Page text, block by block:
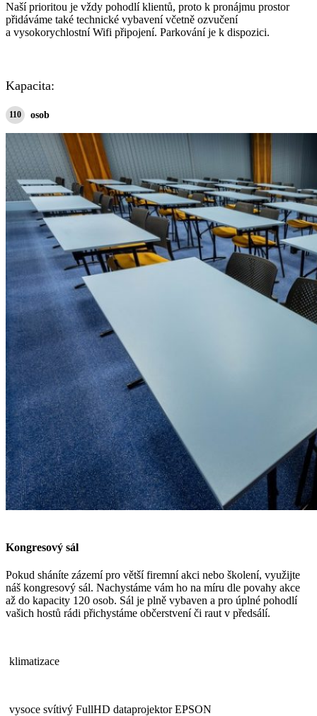
Naší prioritou je vždy pohodlí klientů, proto k pronájmu prostor
přidáváme také technické vybavení včetně ozvučení
a vysokorychlostní Wifi připojení. Parkování je k dispozici.
Kapacita:
110 osob
Kongresový sál
Pokud sháníte zázemí pro větší firemní akci nebo školení, využijte
náš kongresový sál. Nachystáme vám ho na míru dle povahy akce
až do kapacity 120 osob. Sál je plně vybaven a pro úplné pohodlí
vašich hostů rádi přichystáme občerstvení či raut v předsálí.
klimatizace
vysoce svítivý FullHD dataprojektor EPSON